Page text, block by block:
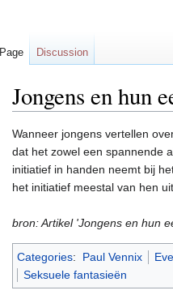
Jongens en hun
Jump
to
navigation
Jump
to
search
Wanneer jongens vertellen
dat het zowel een spannende
initiatief in handen neemt bij
het initiatief meestal van hen
bron: Artikel 'Jongens en hun
Categories: Paul Vennix
Seksuele fantasieën
Page Discussion